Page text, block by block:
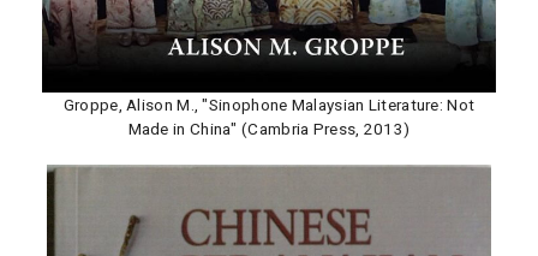
Groppe, Alison M., "Sinophone Malaysian Literature: Not
Made in China" (Cambria Press, 2013)